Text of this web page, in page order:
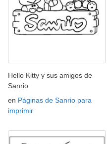
Hello Kitty y sus amigos de
Sanrio
en Páginas de Sanrio para
imprimir